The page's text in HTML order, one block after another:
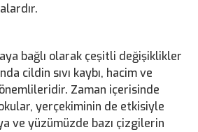
bağlı olarak çeşitli değişiklikler
cildin sıvı kaybı, hacim ve
Zaman içerisinde
yerçekiminin de etkisiyle
ve yüzümüzde bazı çizgilerin